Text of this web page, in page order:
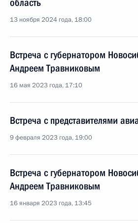
область
13 ноября 2024 года, 18:00
Встреча с губернатором
Андреем Травниковым
16 мая 2023 года, 17:10
Встреча с представителями
9 февраля 2023 года, 19:00
Встреча с губернатором
Андреем Травниковым
16 января 2023 года, 13:45